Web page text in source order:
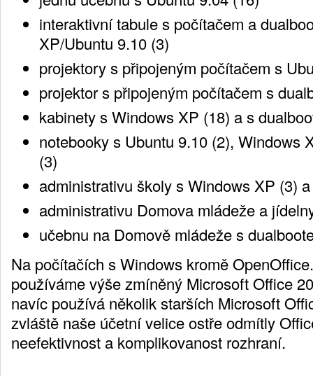
interaktivní tabule s počítačem a
XP/Ubuntu 9.10 (3)
projektory s připojeným počítačem s
projektor s připojeným počítačem s
kabinety s Windows XP (18) a s
notebooky s Ubuntu 9.10 (2), Windows
(3)
administrativu školy s Windows XP (3)
administrativu Domova mládeže a
učebnu na Domově mládeže s
Na počítačích s Windows kromě
používáme výše zmíněný Microsoft Office
navíc používá několik starších Microsoft
zvláště naše účetní velice ostře odmítly
neefektivnost a komplikovanost rozhraní.